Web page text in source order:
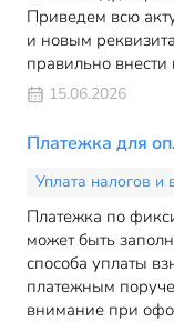
Приведем всю
и новым
правильно
15.06.2026
Платежка для
Уплата налогов и
Платежка по
может быть
способа уплаты
платежным
внимание при